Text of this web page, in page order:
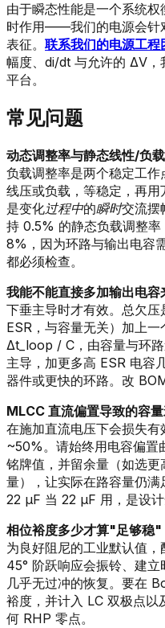
由于瞬态性能是一个系统
时作用——我们的电源会针
表征。 联系我们的电源工程
幅度、di/dt 与允许的 ΔV，
平台。
常见问题
动态调整率与静态线性/负
负载调整率是两个稳定工
线压或负载，等稳定，再
是变化过程中的瞬时交流摆
持 0.5% 的静态负载调整
8%，因为环路与输出电容
都必须检查。
我能不能直接多加输出电容
下垂主导时才有效。总欠
ESR，与容量无关）加上
Δt_loop / C，由容量与环
主导，加更多高 ESR 电
器件或更快的环路。改
MLCC 直流偏置导致的容
在施加直流电压下会损失
~50%。请始终用电容偏置
铭牌值，并留余量（如选
量），让实际在路容量仍
22 µF 当 22 µF 用，是设计
相位裕度多少才算"足够稳"
为良好阻尼的工业默认值，
45° 阶跃响应会振铃、建立
几乎无过冲的恢复。要在
裕度，并计入 LC 双极点
何 RHP 零点。